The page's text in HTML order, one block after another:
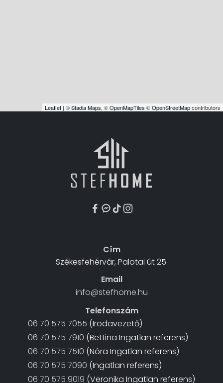
Leaflet | ©Stadia Maps, ©OpenMapTiles ©OpenStreetMapcontributors
Cím
Székesfehérvár, Palotai út 25.
Email
info@stefhome.hu
Telefonszám
06 70 575 7055 (Irodavezető)
06 70 575 7910 (Bettina Ingatlan referens)
06 70 575 7510 (Nóra Ingatlan referens)
06 70 575 7090 (Ingatlan referens)
06 70 575 9019 (Veronika Ingatlan referens)